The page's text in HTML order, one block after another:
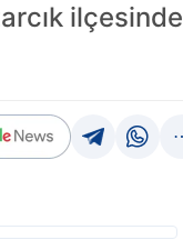
ilçesinde